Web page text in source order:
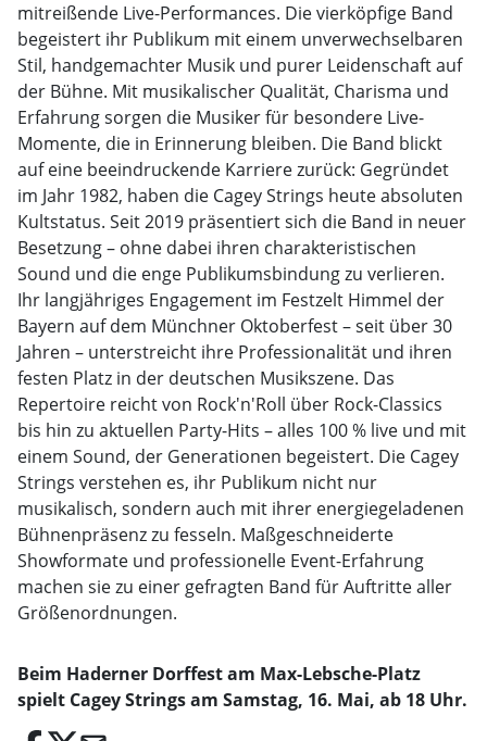
mitreißende Live-Performances. Die vierköpfige Band
begeistert ihr Publikum mit einem unverwechselbaren
Stil, handgemachter Musik und purer Leidenschaft auf
der Bühne. Mit musikalischer Qualität, Charisma und
Erfahrung sorgen die Musiker für besondere Live-
Momente, die in Erinnerung bleiben. Die Band blickt
auf eine beeindruckende Karriere zurück: Gegründet
im Jahr 1982, haben die Cagey Strings heute absoluten
Kultstatus. Seit 2019 präsentiert sich die Band in neuer
Besetzung – ohne dabei ihren charakteristischen
Sound und die enge Publikumsbindung zu verlieren.
Ihr langjähriges Engagement im Festzelt Himmel der
Bayern auf dem Münchner Oktoberfest – seit über 30
Jahren – unterstreicht ihre Professionalität und ihren
festen Platz in der deutschen Musikszene. Das
Repertoire reicht von Rock'n'Roll über Rock-Classics
bis hin zu aktuellen Party-Hits – alles 100 % live und mit
einem Sound, der Generationen begeistert. Die Cagey
Strings verstehen es, ihr Publikum nicht nur
musikalisch, sondern auch mit ihrer energiegeladenen
Bühnenpräsenz zu fesseln. Maßgeschneiderte
Showformate und professionelle Event-Erfahrung
machen sie zu einer gefragten Band für Auftritte aller
Größenordnungen.
Beim Haderner Dorffest am Max-Lebsche-Platz
spielt Cagey Strings am Samstag, 16. Mai, ab 18 Uhr.